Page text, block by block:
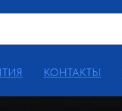
КОНТАКТЫ